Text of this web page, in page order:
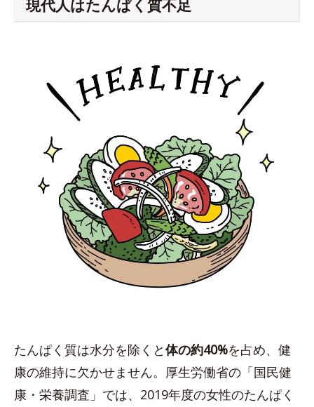
現代人はたんぱく質不足
たんぱく質は水分を除くと体の約40%を占め、健
康の維持に欠かせません。厚生労働省の「国民健
康・栄養調査」では、2019年度の女性のたんぱく